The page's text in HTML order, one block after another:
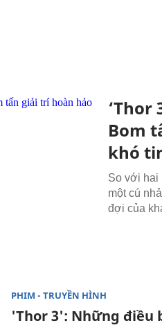
‘Thor
Bom
khó
So với hai
một cú
đợi của
PHIM - TRUYỀN HÌNH
'Thor 3': Những điều